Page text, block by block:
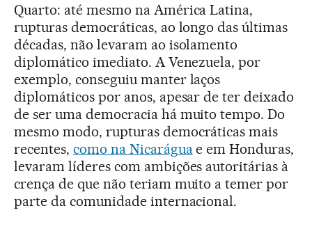
Quarto: até mesmo na América Latina,
rupturas democráticas, ao longo das últimas
décadas, não levaram ao isolamento
diplomático imediato. A Venezuela, por
exemplo, conseguiu manter laços
diplomáticos por anos, apesar de ter deixado
de ser uma democracia há muito tempo. Do
mesmo modo, rupturas democráticas mais
recentes, como na Nicaráguae em Honduras,
levaram líderes com ambições autoritárias à
crença de que não teriam muito a temer por
parte da comunidade internacional.